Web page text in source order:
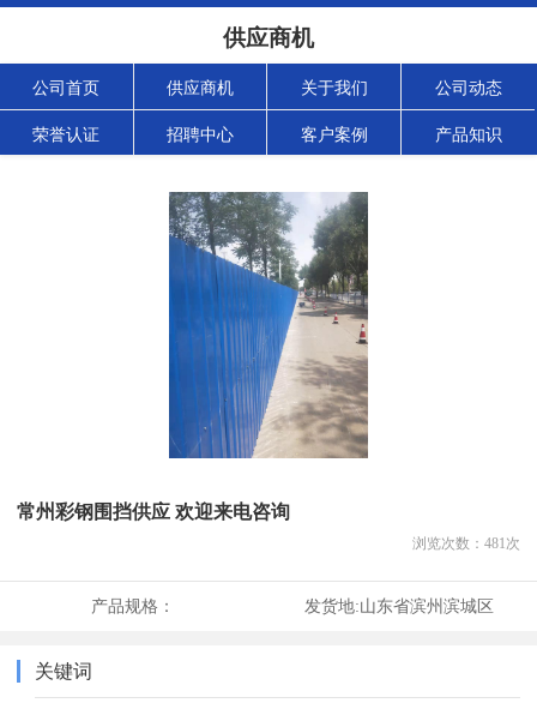
供应商机
公司首页 供应商机 关于我们 公司动态
荣誉认证 招聘中心 客户案例 产品知识
常州彩钢围挡供应 欢迎来电咨询
浏览次数： 481次
产品规格： 发货地:山东省滨州滨城区
关键词